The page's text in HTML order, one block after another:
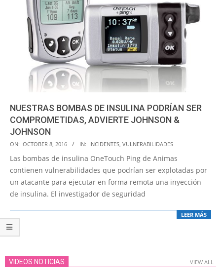
NUESTRAS BOMBAS DE INSULINA PODRÍAN SER
COMPROMETIDAS, ADVIERTE JOHNSON &
JOHNSON
2016-
10-
08
ON: OCTOBER 8, 2016 IN: INCIDENTES, VULNERABILIDADES
Las bombas de insulina OneTouch Ping de Animas
contienen vulnerabilidades que podrían ser explotadas por
un atacante para ejecutar en forma remota una inyección
de insulina. El investigador de seguridad
LEER MÁS
VIDEOS NOTICIAS VIEW ALL